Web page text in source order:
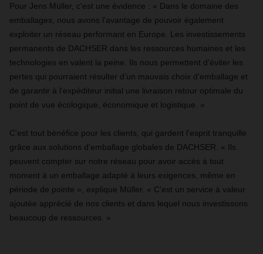
Pour Jens Müller, c'est une évidence : « Dans le domaine des
emballages, nous avons l'avantage de pouvoir également
exploiter un réseau performant en Europe. Les investissements
permanents de DACHSER dans les ressources humaines et les
technologies en valent la peine. Ils nous permettent d'éviter les
pertes qui pourraient résulter d’un mauvais choix d'emballage et
de garantir à l'expéditeur initial une livraison retour optimale du
point de vue écologique, économique et logistique. »
C'est tout bénéfice pour les clients, qui gardent l'esprit tranquille
grâce aux solutions d'emballage globales de DACHSER. « Ils
peuvent compter sur notre réseau pour avoir accès à tout
moment à un emballage adapté à leurs exigences, même en
période de pointe », explique Müller. « C’est un service à valeur
ajoutée apprécié de nos clients et dans lequel nous investissons
beaucoup de ressources. »